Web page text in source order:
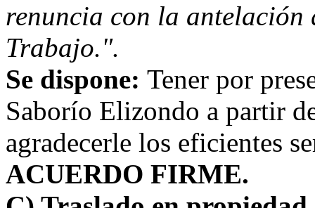
renuncia con la antelación
Trabajo.".
Se dispone: Tener por
Saborío Elizondo a partir
agradecerle los eficientes
ACUERDO FIRME.